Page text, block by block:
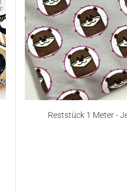
Reststück 1 Meter -